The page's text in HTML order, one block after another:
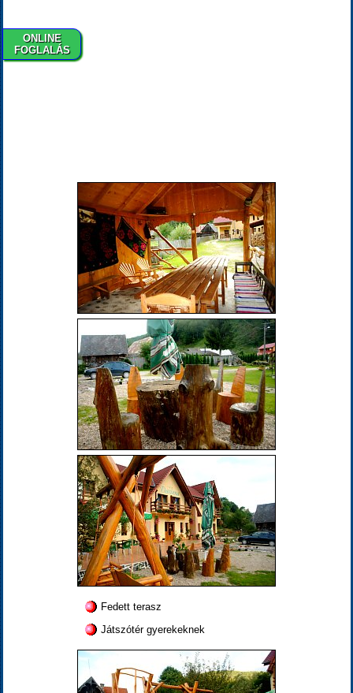
ONLINE
FOGLALÁS
Fedett terasz
Játszótér gyerekeknek